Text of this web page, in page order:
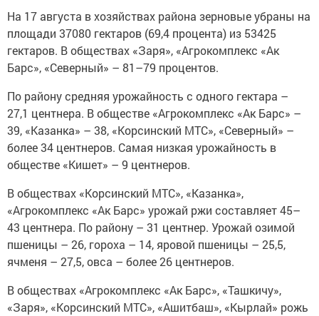
На 17 августа в хозяйствах района зерновые убраны на
площади 37080 гектаров (69,4 процента) из 53425
гектаров. В обществах «Заря», «Агрокомплекс «Ак
Барс», «Северный» – 81–79 процентов.
По району средняя урожайность с одного гектара –
27,1 центнера. В обществе «Агрокомплекс «Ак Барс» –
39, «Казанка» – 38, «Корсинский МТС», «Северный» –
более 34 центнеров. Самая низкая урожайность в
обществе «Кишет» – 9 центнеров.
В обществах «Корсинский МТС», «Казанка»,
«Агрокомплекс «Ак Барс» урожай ржи составляет 45–
43 центнера. По району – 31 центнер. Урожай озимой
пшеницы – 26, гороха – 14, яровой пшеницы – 25,5,
ячменя – 27,5, овса – более 26 центнеров.
В обществах «Агрокомплекс «Ак Барс», «Ташкичу»,
«Заря», «Корсинский МТС», «Ашитбаш», «Кырлай» рожь